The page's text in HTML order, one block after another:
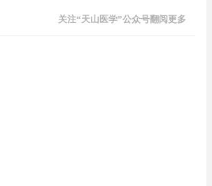
关注“天山医学”公众号翻阅更多